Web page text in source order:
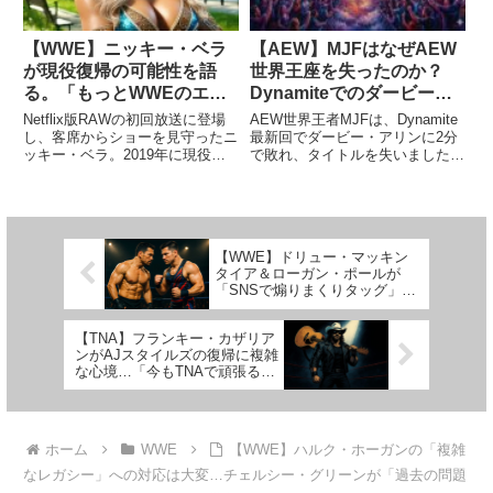
【WWE】ニッキー・ベラ
が現役復帰の可能性を語
る。「もっとWWEのエネ
ルギーを味わいたい」
Netflix版RAWの初回放送に登場
し、客席からショーを見守ったニ
ッキー・ベラ。2019年に現役か
復帰の噂があり、...
【AEW】MJFはなぜAEW
世界王座を失ったのか？
Dynamiteでのダービー・
アリン戦敗北後の予定はど
うなる
AEW世界王者MJFは、Dynamite
最新回でダービー・アリンに2分
で敗れ、タイトルを失いました。
続けてきたMJF...
【WWE】ドリュー・マッキン
タイア＆ローガン・ポールが
「SNSで煽りまくりタッグ」結
成？「HHHは怒りそうだな」
【TNA】フランキー・カザリア
ンがAJスタイルズの復帰に複雑
な心境…「今もTNAで頑張る俺
たちも称えてくれ」
ホーム WWE
【WWE】ハルク・ホーガンの「複雑
なレガシー」への対応は大変…チェルシー・グリーンが「過去の問題